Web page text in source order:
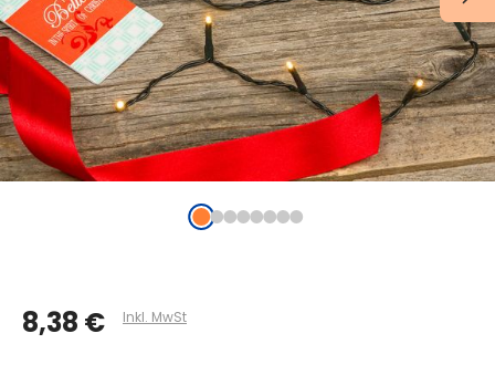
8,38 € Inkl. MwSt